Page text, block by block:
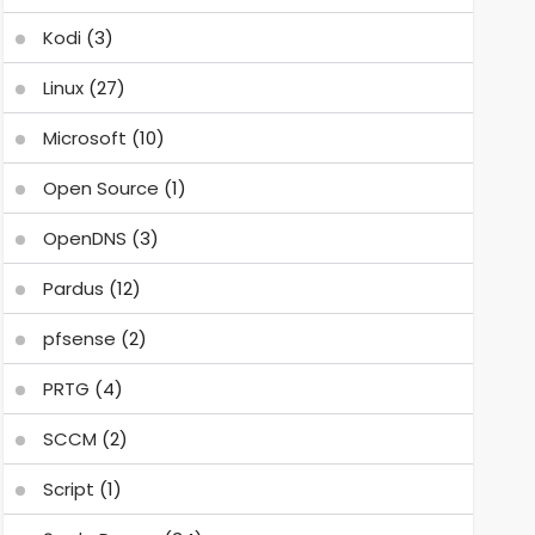
Kodi (3)
Linux(27)
Microsoft (10)
Open Source (1)
OpenDNS (3)
Pardus (12)
pfsense (2)
PRTG (4)
SCCM (2)
Script (1)